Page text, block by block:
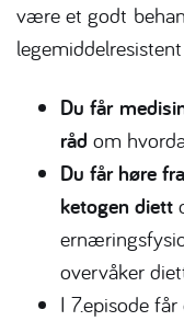
være et godt
Du får
råd om
Du får høre
ketogen diett
overvåker
I 7.episode får